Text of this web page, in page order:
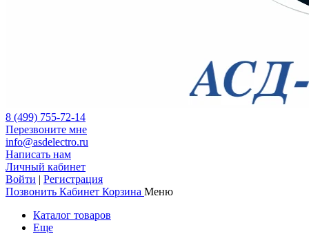
8 (499) 755-72-14
Перезвоните мне
info@asdelectro.ru
Написать нам
Личный кабинет
Войти | Регистрация
Позвонить Кабинет Корзина Меню
Каталог товаров
Еще